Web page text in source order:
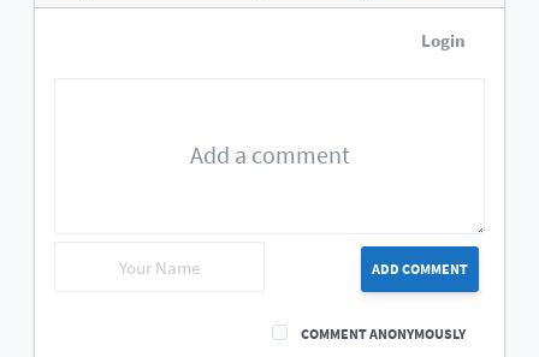
Login
ADD COMMENT
COMMENT ANONYMOUSLY